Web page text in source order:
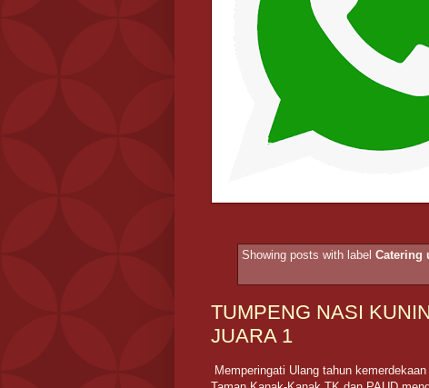
Showing posts with labelCatering
TUMPENG NASI
JUARA 1
Memperingati Ulang tahun